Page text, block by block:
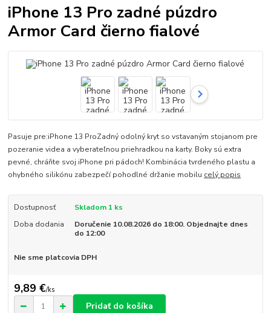
iPhone 13 Pro zadné púzdro
Armor Card čierno fialové
Pasuje pre:iPhone 13 ProZadný odolný kryt so vstavaným stojanom pre
pozeranie videa a vyberateľnou priehradkou na karty. Boky sú extra
pevné, chráňte svoj iPhone pri pádoch! Kombinácia tvrdeného plastu a
ohybného silikónu zabezpečí pohodlné držanie mobilu celý popis
Dostupnosť
Skladom 1 ks
Doba dodania
Doručenie 10.08.2026 do 18:00. Objednajte dnes
do 12:00
Nie sme platcovia DPH
9,89 €/ks
Pridať do košíka